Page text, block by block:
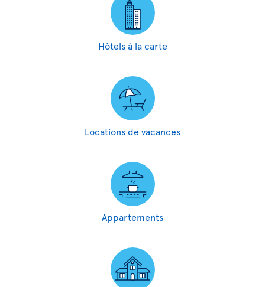
Hôtels à la carte
Locations de vacances
Appartements